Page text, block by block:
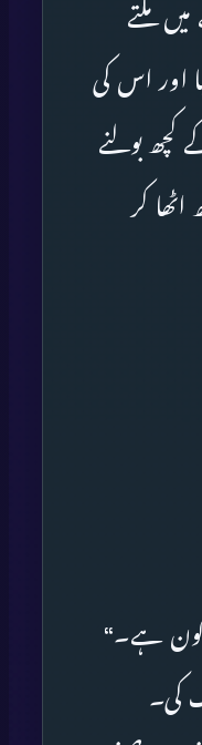
ملتے
اور اس کی
بولنے
کر
کون ہے۔‘‘
کی۔